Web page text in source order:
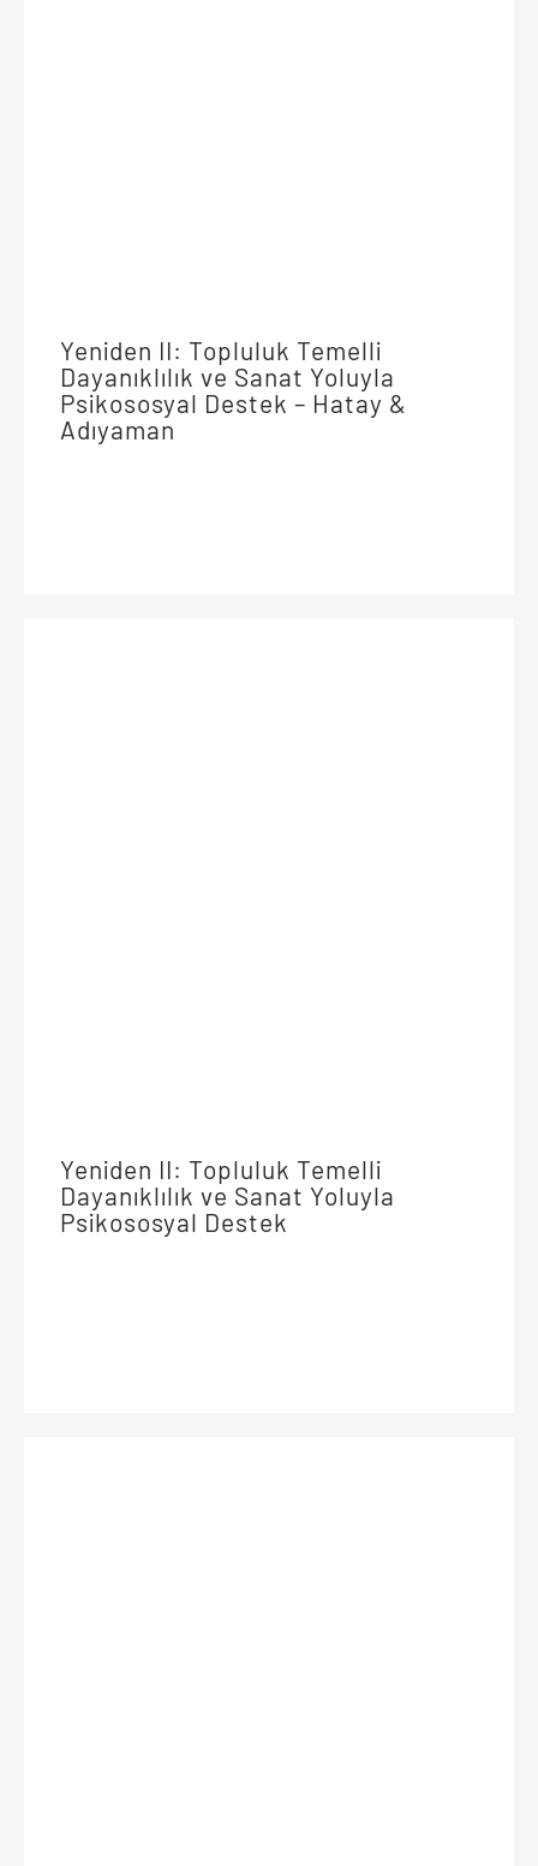
Yeniden II: Topluluk Temelli
Dayanıklılık ve Sanat Yoluyla
Psikososyal Destek – Hatay &
Adıyaman
Yeniden II: Topluluk Temelli
Dayanıklılık ve Sanat Yoluyla
Psikososyal Destek